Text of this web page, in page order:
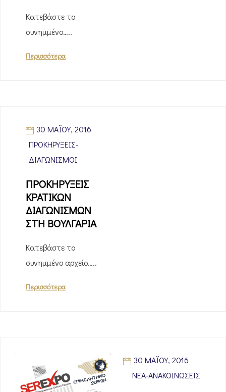
Κατεβάστε το
συνημμένο…..
Περισσότερα
30 ΜΑΪ́ΟΥ, 2016
ΠΡΟΚΗΡΎΞΕΙΣ-
ΔΙΑΓΩΝΙΣΜΟΊ
ΠΡΟΚΗΡΥΞΕΙΣ
ΚΡΑΤΙΚΩΝ
ΔΙΑΓΩΝΙΣΜΩΝ
ΣΤΗ ΒΟΥΛΓΑΡΙΑ
Κατεβάστε το
συνημμένο αρχείο…..
Περισσότερα
30 ΜΑΪ́ΟΥ, 2016
ΝΈΑ-ΑΝΑΚΟΙΝΏΣΕΙΣ